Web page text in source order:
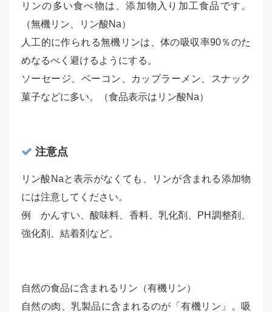
リンの多い食べ物は、添加物入り加工食品です。
（無機リン、リン酸Na）
人工的に作られる無機リンは、体の吸収率90％のた
めなるべく避けるようにする。
ソーセージ、ベーコン、カップラーメン、スナック
菓子などに多い。（食品表示はリン酸Na）
注意点
リン酸Naと表示がなくても、リンが含まれる添加物
には注意してください。
例 かんすい、酸味料、香料、乳化剤、PH調整剤、
強化剤、結着剤など。
自然の食品に含まれるリン（有機リン）
自然の肉、乳製品に含まれるのが「有機リン」。吸